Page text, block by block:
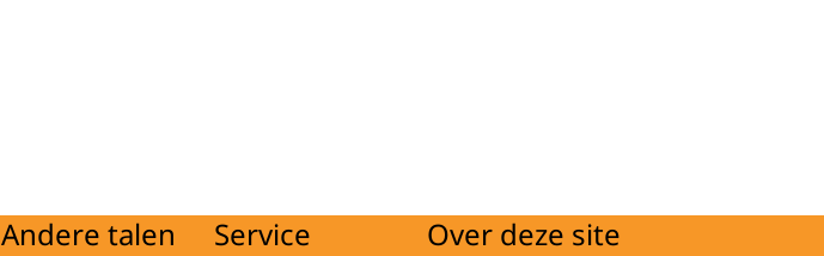
Andere talen Service Over deze site